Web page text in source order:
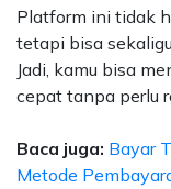
Platform ini tidak
tetapi bisa
Jadi, kamu bisa
cepat tanpa perlu
Baca juga: Bayar
Metode